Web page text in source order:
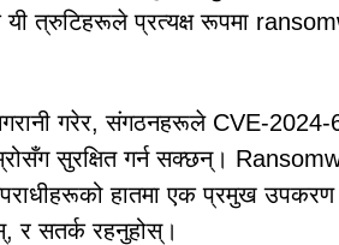
यी त्रुटिहरूले प्रत्यक्ष रूपमा
गरेर, संगठनहरूले CVE-
सुरक्षित गर्न सक्छन्।
हातमा एक प्रमुख
र सतर्क रहनुहोस्।